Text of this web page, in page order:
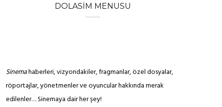
DOLASIM MENUSU
Sinemahaberleri, vizyondakiler, fragmanlar, özel dosyalar,
röportajlar, yönetmenler ve oyuncular hakkında merak
edilenler… Sinemaya dair her şey!